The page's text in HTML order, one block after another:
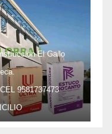
El Gallo
9581737473